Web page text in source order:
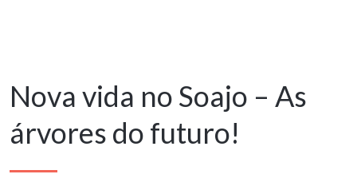
Nova vida no Soajo – As
árvores do futuro!